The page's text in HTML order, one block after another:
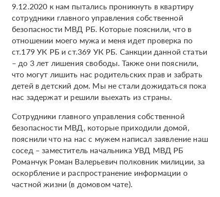
9.12.2020 к нам пытались проникнуть в квартиру
сотрудники главного управления собственной
безопасности МВД РБ. Которые пояснили, что в
отношении моего мужа и меня идет проверка по
ст.179 УК РБ и ст.369 УК РБ. Санкции данной статьи
– до 3 лет лишения свободы. Также они пояснили,
что могут лишить нас родительских прав и забрать
детей в детский дом. Мы не стали дожидаться пока
нас задержат и решили выехать из страны.
Сотрудники главного управления собственной
безопасности МВД, которые приходили домой,
пояснили что на нас с мужем написал заявление наш
сосед – заместитель начальника УВД МВД РБ
Романчук Роман Валерьевич полковник милиции, за
оскорбление и распространение информации о
частной жизни (в домовом чате).